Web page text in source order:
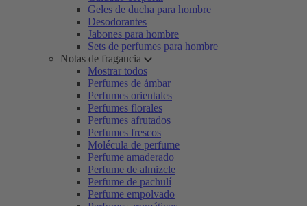
Geles de ducha para hombre
Desodorantes
Jabones para hombre
Sets de perfumes para hombre
Notas de fragancia
Mostrar todos
Perfumes de ámbar
Perfumes orientales
Perfumes florales
Perfumes afrutados
Perfumes frescos
Molécula de perfume
Perfume amaderado
Perfume de almizcle
Perfume de pachulí
Perfume empolvado